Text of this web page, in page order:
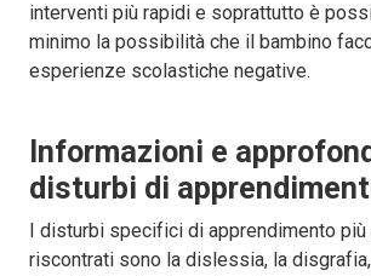
interventi più rapidi e soprattutto è
minimo la possibilità che il bambino
esperienze scolastiche negative.
Informazioni e
disturbi di
I disturbi specifici di apprendimento
riscontrati sono la dislessia, la